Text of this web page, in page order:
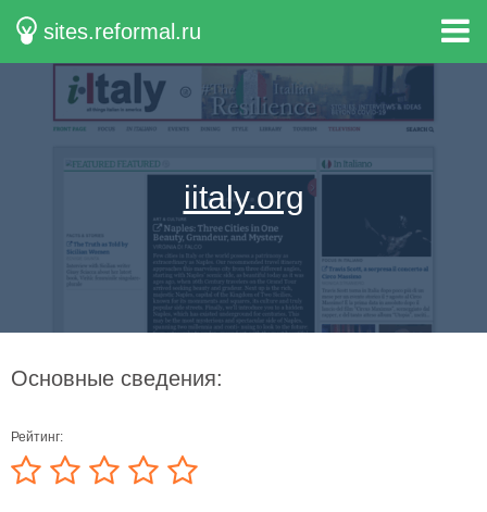
sites.reformal.ru
iitaly.org
Основные сведения:
Рейтинг: